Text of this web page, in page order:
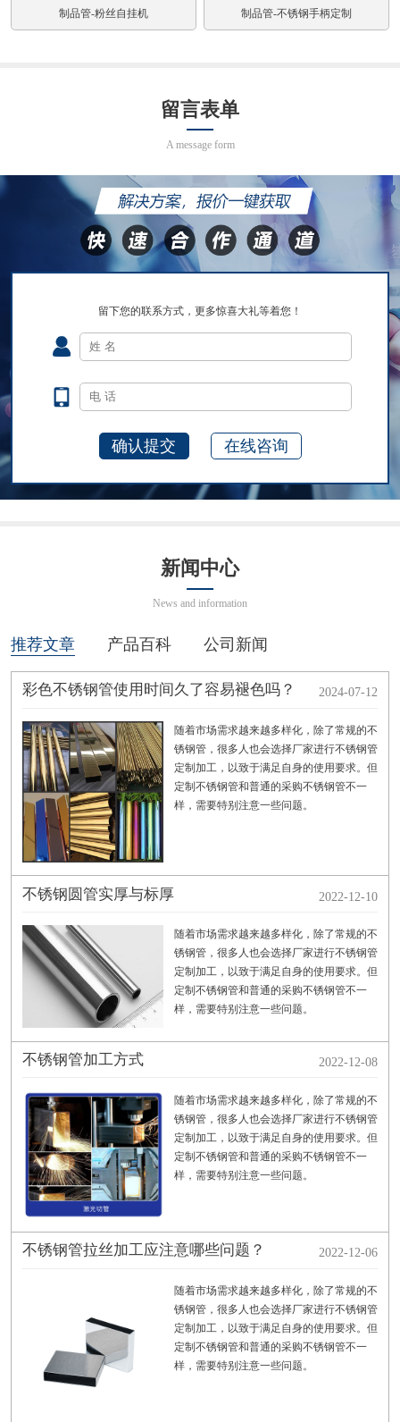
制品管-粉丝自挂机 制品管-不锈钢手柄定制
留言表单
A message form
留下您的联系方式，更多惊喜大礼等着您！
在线咨询
新闻中心
News and information
推荐文章 产品百科 公司新闻
彩色不锈钢管使用时间久了容易褪色吗？ 2024-07-12
随着市场需求越来越多样化，除了常规的不
锈钢管，很多人也会选择厂家进行不锈钢管
定制加工，以致于满足自身的使用要求。但
定制不锈钢管和普通的采购不锈钢管不一
样，需要特别注意一些问题。
不锈钢圆管实厚与标厚 2022-12-10
随着市场需求越来越多样化，除了常规的不
锈钢管，很多人也会选择厂家进行不锈钢管
定制加工，以致于满足自身的使用要求。但
定制不锈钢管和普通的采购不锈钢管不一
样，需要特别注意一些问题。
不锈钢管加工方式 2022-12-08
随着市场需求越来越多样化，除了常规的不
锈钢管，很多人也会选择厂家进行不锈钢管
定制加工，以致于满足自身的使用要求。但
定制不锈钢管和普通的采购不锈钢管不一
样，需要特别注意一些问题。
不锈钢管拉丝加工应注意哪些问题？ 2022-12-06
随着市场需求越来越多样化，除了常规的不
锈钢管，很多人也会选择厂家进行不锈钢管
定制加工，以致于满足自身的使用要求。但
定制不锈钢管和普通的采购不锈钢管不一
样，需要特别注意一些问题。